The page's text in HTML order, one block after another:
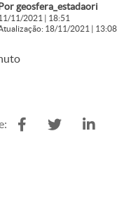
geosfera_estadaori
11/2021 | 18:51
18/11/2021 | 13:08